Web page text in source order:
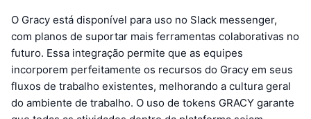
O Gracy está disponível para uso no Slack messenger,
com planos de suportar mais ferramentas colaborativas no
futuro. Essa integração permite que as equipes
incorporem perfeitamente os recursos do Gracy em seus
fluxos de trabalho existentes, melhorando a cultura geral
do ambiente de trabalho. O uso de tokens GRACY garante